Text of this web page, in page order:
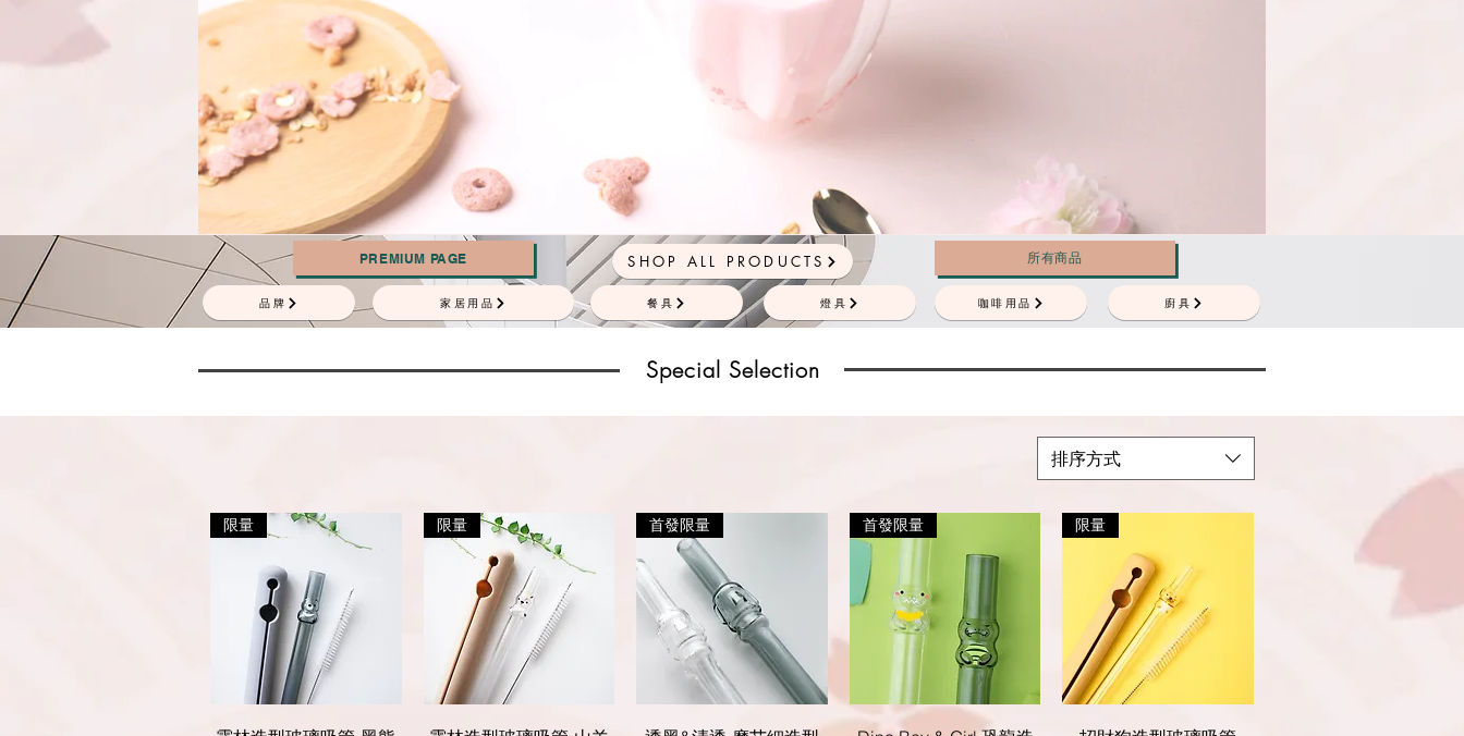
PREMIUM PAGE
品牌 家居用品
SHOP ALL PRODUCTS
餐具 燈具
所有商品
咖啡用品 廚具
Special Selection
排序方式
快速瀏覽
限量
快速瀏覽
限量
快速瀏覽
首發限量
快速瀏覽
首發限量
快速瀏覽
限量